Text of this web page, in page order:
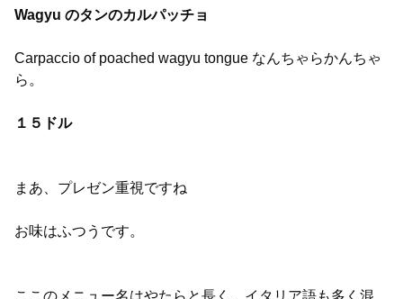
Wagyu のタンのカルパッチョ
Carpaccio of poached wagyu tongue なんちゃらかんちゃ
ら。
１５ドル
まあ、プレゼン重視ですね
お味はふつうです。
ここのメニュー名はやたらと長く、イタリア語も多く混